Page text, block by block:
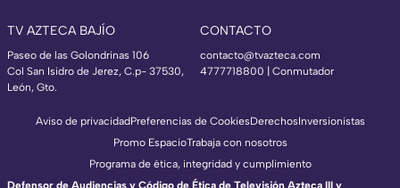
TV AZTECA BAJÍO
Paseo de las Golondrinas 106
Col San Isidro de Jerez, C.p- 37530,
León, Gto.
CONTACTO
contacto@tvazteca.com
4777718800 | Conmutador
Aviso de privacidadPreferencias de CookiesDerechosInversionistas
Promo EspacioTrabaja con nosotros
Programa de ética, integridad y cumplimiento